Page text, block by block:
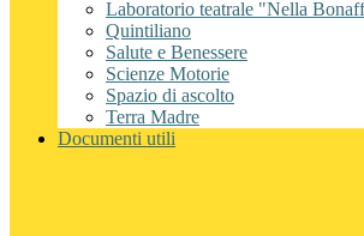
Laboratorio teatrale "Nella
Quintiliano
Salute e Benessere
Scienze Motorie
Spazio di ascolto
Terra Madre
Documenti utili